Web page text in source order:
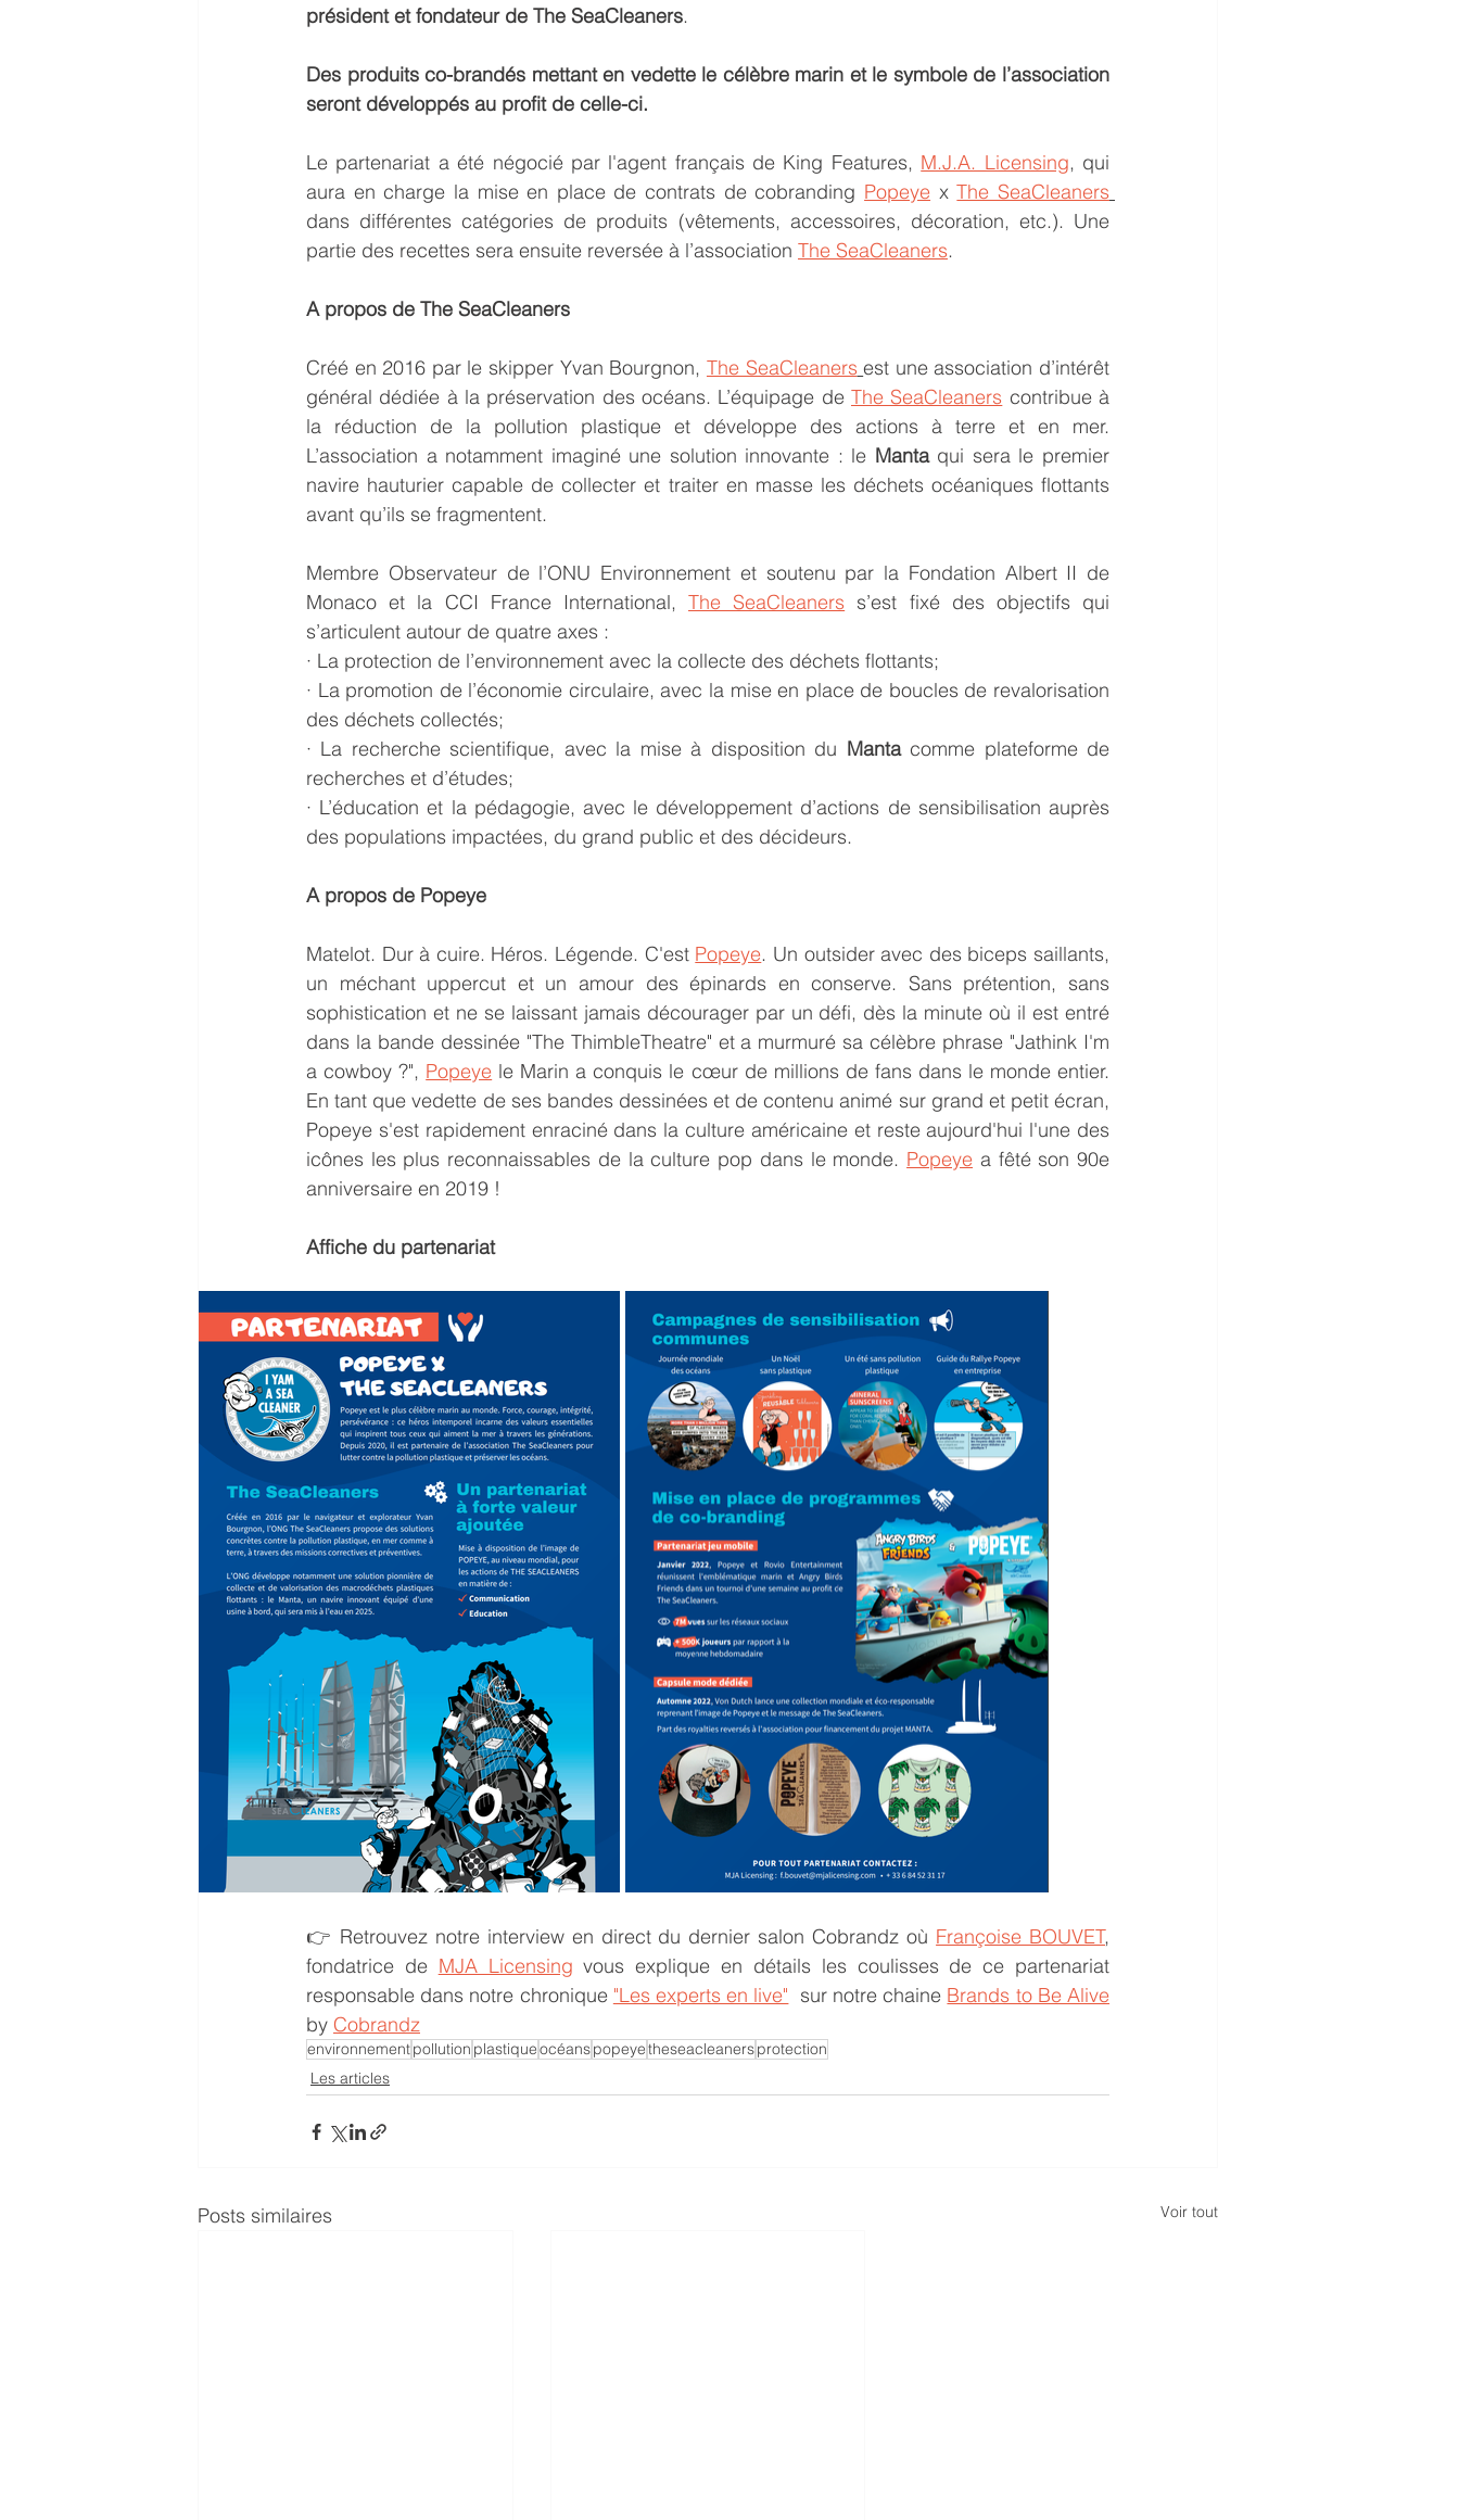
président et fondateur de The SeaCleaners.
Des produits co-brandés mettant en vedette le célèbre marin et le symbole de l’association
seront développés au profit de celle-ci.
Le partenariat a été négocié par l'agent français de King Features, M.J.A. Licensing, qui
aura en charge la mise en place de contrats de cobranding Popeye x The SeaCleaners
dans différentes catégories de produits (vêtements, accessoires, décoration, etc.). Une
partie des recettes sera ensuite reversée à l’association The SeaCleaners.
A propos de The SeaCleaners
Créé en 2016 par le skipper Yvan Bourgnon, The SeaCleaners est une association d’intérêt
général dédiée à la préservation des océans. L’équipage de The SeaCleaners contribue à
la réduction de la pollution plastique et développe des actions à terre et en mer.
L’association a notamment imaginé une solution innovante : le Manta qui sera le premier
navire hauturier capable de collecter et traiter en masse les déchets océaniques flottants
avant qu’ils se fragmentent.
Membre Observateur de l’ONU Environnement et soutenu par la Fondation Albert II de
Monaco et la CCI France International, The SeaCleaners s’est fixé des objectifs qui
s’articulent autour de quatre axes :
· La protection de l’environnement avec la collecte des déchets flottants;
· La promotion de l’économie circulaire, avec la mise en place de boucles de revalorisation
des déchets collectés;
· La recherche scientifique, avec la mise à disposition du Manta comme plateforme de
recherches et d’études;
· L’éducation et la pédagogie, avec le développement d’actions de sensibilisation auprès
des populations impactées, du grand public et des décideurs.
A propos de Popeye
Matelot. Dur à cuire. Héros. Légende. C'est Popeye. Un outsider avec des biceps saillants,
un méchant uppercut et un amour des épinards en conserve. Sans prétention, sans
sophistication et ne se laissant jamais décourager par un défi, dès la minute où il est entré
dans la bande dessinée "The ThimbleTheatre" et a murmuré sa célèbre phrase "Jathink I'm
a cowboy ?", Popeye le Marin a conquis le cœur de millions de fans dans le monde entier.
En tant que vedette de ses bandes dessinées et de contenu animé sur grand et petit écran,
Popeye s'est rapidement enraciné dans la culture américaine et reste aujourd'hui l'une des
icônes les plus reconnaissables de la culture pop dans le monde. Popeye a fêté son 90e
anniversaire en 2019 !
Affiche du partenariat
👉 Retrouvez notre interview en direct du dernier salon Cobrandz où Françoise BOUVET,
fondatrice de MJA Licensing vous explique en détails les coulisses de ce partenariat
responsable dans notre chronique "Les experts en live" sur notre chaine Brands to Be Alive
by Cobrandz
environnementpollution plastiqueocéanspopeyetheseacleanersprotection
Les articles
Posts similaires Voir tout